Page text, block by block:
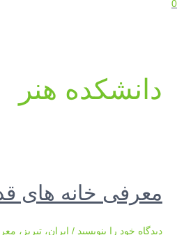
0
دانشکده هنر
معرفی خانه های
دیدگاه‌ خود را بنویسید / ایران،تبریز ،